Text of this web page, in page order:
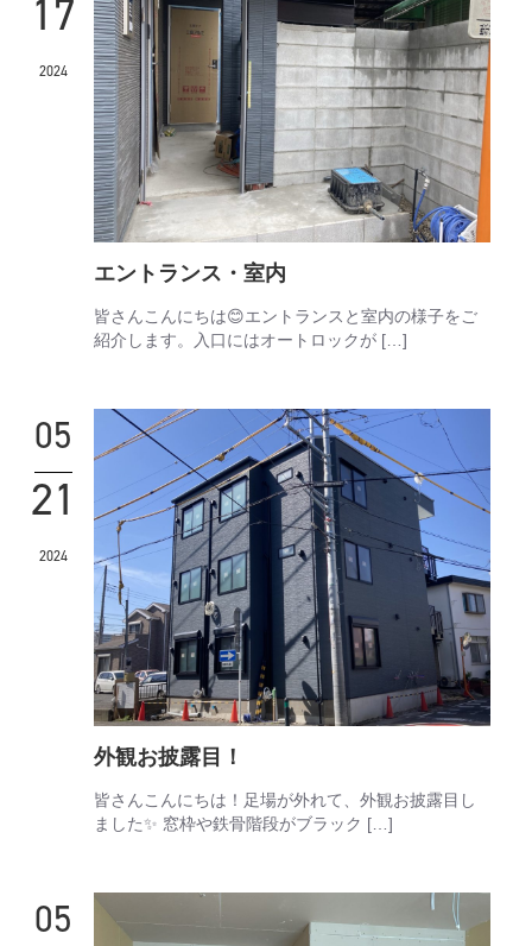
17
2024
エントランス・室内
皆さんこんにちは😊エントランスと室内の様子をご
紹介します。入口にはオートロックが […]
05
21
2024
外観お披露目！
皆さんこんにちは！足場が外れて、外観お披露目し
ました✨ 窓枠や鉄骨階段がブラック […]
05